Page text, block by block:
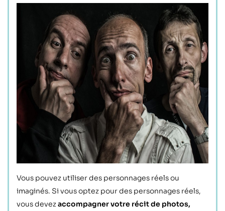
Vous pouvez utiliser des personnages réels ou
imaginés. Si vous optez pour des personnages réels,
vous devezaccompagner votre récit de photos,